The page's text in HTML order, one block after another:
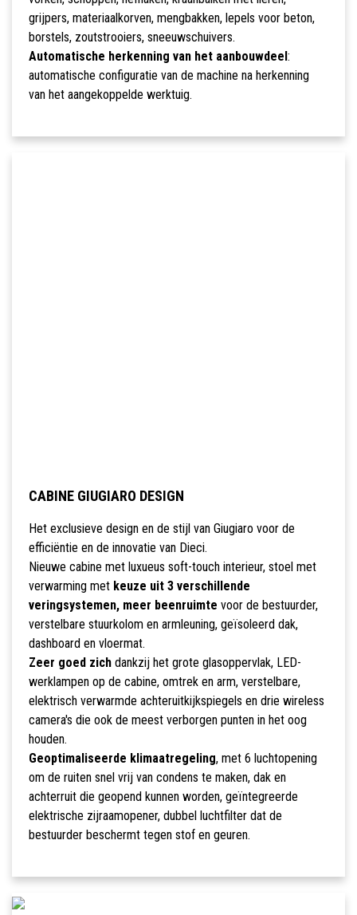
grijpers, materiaalkorven, mengbakken, lepels voor beton,
borstels, zoutstrooiers, sneeuwschuivers.
Automatische herkenning van het aanbouwdeel :
automatische configuratie van de machine na herkenning
van het aangekoppelde werktuig.
CABINE GIUGIARO DESIGN
Het exclusieve design en de stijl van Giugiaro voor de
efficiëntie en de innovatie van Dieci.
Nieuwe cabine met luxueus soft-touch interieur, stoel met
verwarming met keuze uit 3 verschillende
veringsystemen, meer beenruimte voor de bestuurder,
verstelbare stuurkolom en armleuning, geïsoleerd dak,
dashboard en vloermat.
Zeer goed zichdankzij het grote glasoppervlak, LED-
werklampen op de cabine, omtrek en arm, verstelbare,
elektrisch verwarmde achteruitkijkspiegels en drie wireless
camera's die ook de meest verborgen punten in het oog
houden.
Geoptimaliseerde klimaatregeling, met 6 luchtopening
om de ruiten snel vrij van condens te maken, dak en
achterruit die geopend kunnen worden, geïntegreerde
elektrische zijraamopener, dubbel luchtfilter dat de
bestuurder beschermt tegen stof en geuren.